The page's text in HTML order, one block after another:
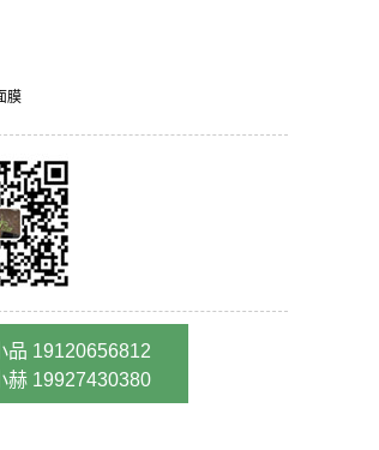
膜
品 19120656812
赫 19927430380